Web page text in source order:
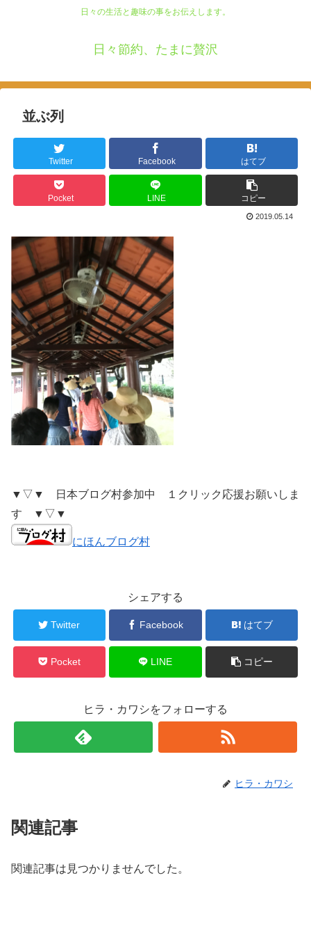
日々の生活と趣味の事をお伝えします。
日々節約、たまに贅沢
並ぶ列
Twitter Facebook はてブ
Pocket LINE コピー
2019.05.14
▼▽▼ 日本ブログ村参加中 １クリック応援お願いしま
す ▼▽▼
にほんブログ村
シェアする
Twitter Facebook はてブ
Pocket LINE コピー
ヒラ・カワシをフォローする
ヒラ・カワシ
関連記事
関連記事は見つかりませんでした。